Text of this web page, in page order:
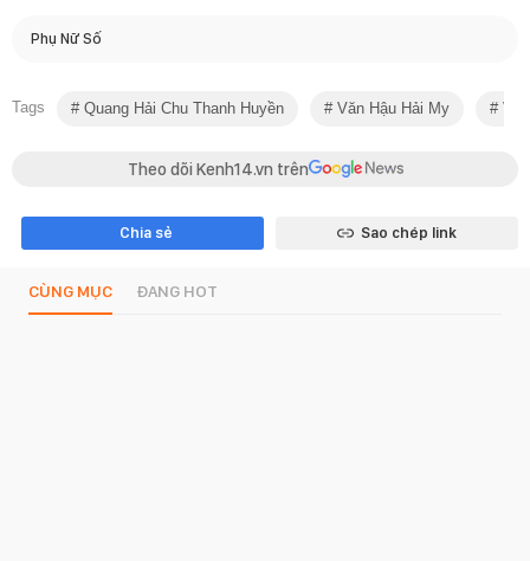
Phụ Nữ Số
Tags Quang Hải Chu Thanh Huyền Văn Hậu Hải My Vợ
Theo dõi Kenh14.vn trên
Chia sẻ Sao chép link
CÙNG MỤC ĐANG HOT